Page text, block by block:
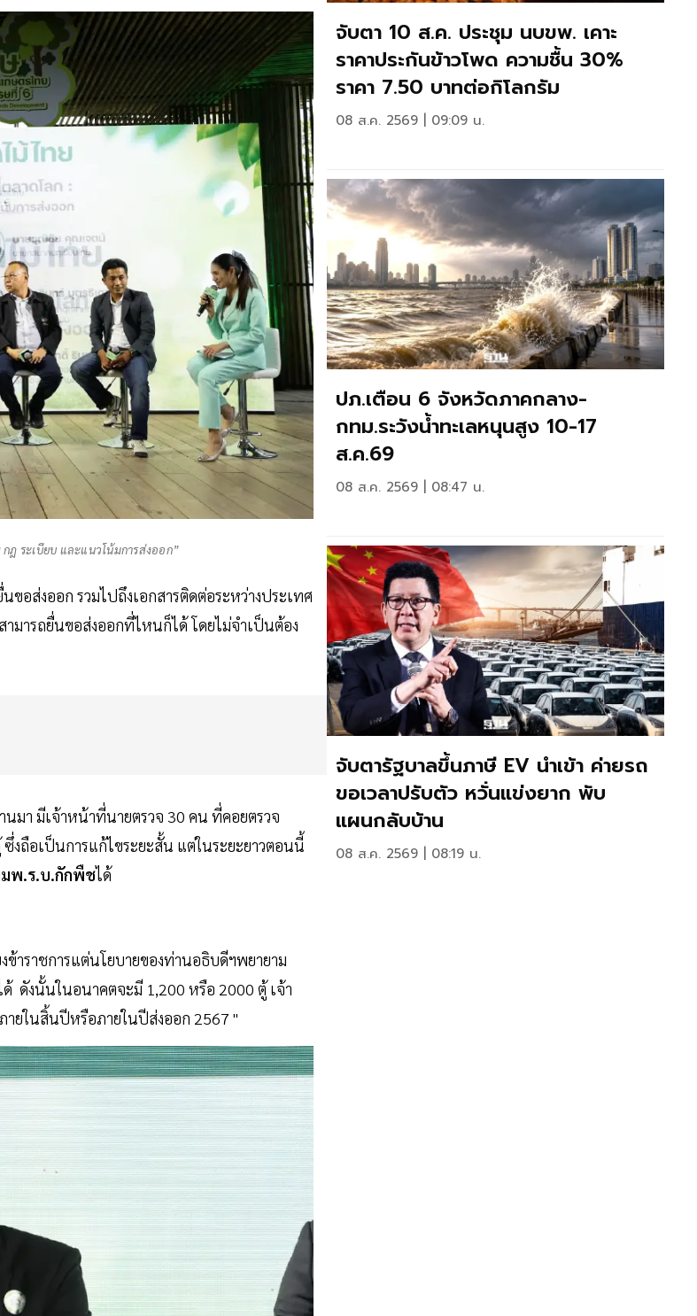
ฎ ระเบียบ และแนวโน้มการส่งออก”
อส่งออก รวมไปถึงเอกสารติดต่อระหว่างประเทศ
มารถยื่นขอส่งออกที่ไหนก็ได้ โดยไม่จำเป็นต้อง
มา มีเจ้าหน้าที่นายตรวจ 30 คน ที่คอยตรวจ
ถือเป็นการแก้ไขระยะสั้น แต่ในระยะยาวตอนนี้
มพ.ร.บ.กักพืชได้
าราชการแต่นโยบายของท่านอธิบดีฯพยายาม
ดังนั้นในอนาคตจะมี 1,200 หรือ 2000 ตู้ เจ้า
ายในสิ้นปีหรือภายในปีส่งออก 2567 "
จับตา 10 ส.ค. ประชุม นบขพ. เคาะ
ราคาประกันข้าวโพด ความชื้น 30%
ราคา 7.50 บาทต่อกิโลกรัม
08 ส.ค. 2569 | 09:09 น.
ปภ.เตือน 6 จังหวัดภาคกลาง-
กทม.ระวังน้ำทะเลหนุนสูง 10-17
ส.ค.69
08 ส.ค. 2569 | 08:47 น.
จับตารัฐบาลขึ้นภาษี EV นำเข้า ค่ายรถ
ขอเวลาปรับตัว หวั่นแข่งยาก พับ
แผนกลับบ้าน
08 ส.ค. 2569 | 08:19 น.